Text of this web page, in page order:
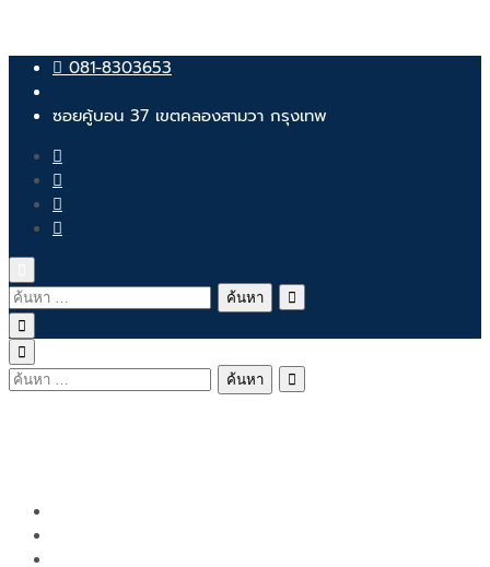
Skip
content
081-8303653
ซอยคู้บอน 37 เขตคลองสามวา กรุงเทพ
ค้นหา
สำหรับ:
ค้นหา